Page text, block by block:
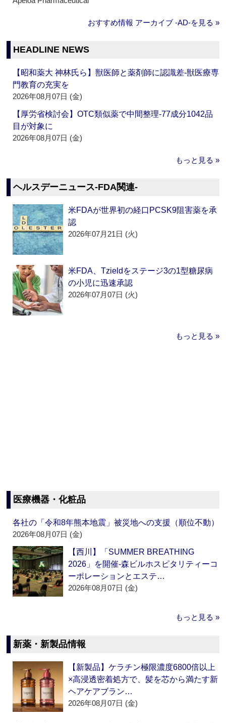
おすすめ情報 アーカイブ ‐AD‐を見る »
HEADLINE NEWS
【昭和薬大 神林氏ら】獣医師と薬剤師に認識差‐獣医療専
門教育の充実を
2026年08月07日 (金)
【厚労省検討会】OTC類似薬で中間整理‐77成分1042品
目が対象に
2026年08月07日 (金)
もっと見る »
ヘルスデーニュース‐FDA関連‐
米FDAが世界初の経口PCSK9阻害薬を承
認
2026年07月21日 (火)
米FDA、Tzieldをステージ3の1型糖尿病
の小児に迅速承認
2026年07月07日 (火)
もっと見る »
医療機器・化粧品
各社の「令和8年熊本地震」被災地への支援（順位不動）
2026年08月07日 (金)
【西川】「SUMMER BREATHING
2026」を開催‐森ビルホスピタリティーコ
ーポレーションとエステ…
2026年08月07日 (金)
もっと見る »
新薬・新製品情報
【新製品】ケラチン極限濃度6800倍以上
×高浸透密着処方で、髪を芯から満たす新
ヘアケアブラン…
2026年08月07日 (金)